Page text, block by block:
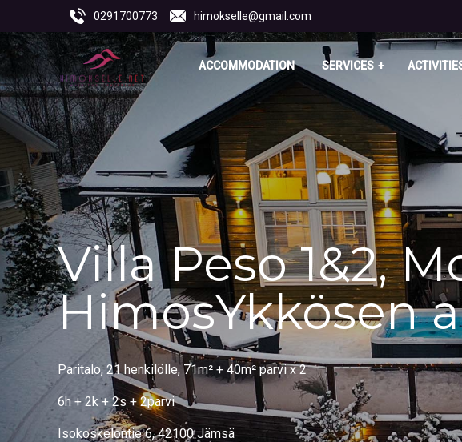
0291700773 himokselle@gmail.com
ACCOMMODATION SERVICES
Villa Peso 1&2,
HimosYkkösen
Paritalo, 21 henkilölle, 71m² + 40m² parvi x 2
6h + 2k + 2s + 2parvi
Isokoskelontie 6, 42100 Jämsä